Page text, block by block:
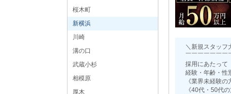
桜木町
新横浜
川崎
溝の口
武蔵小杉
相模原
厚木
＼新規スタッフ
￣￣￣￣￣￣￣
採用にあたって
経験・年齢・
《業界未経験の
《40代・50代